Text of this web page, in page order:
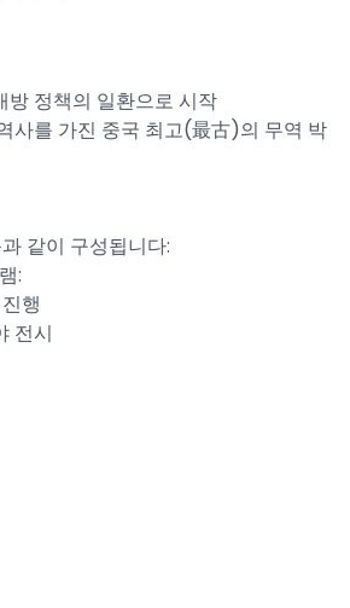
방 정책의 일환으로 시작
사를 가진 중국 최고(最古)의 무역 박
같이 구성됩니다:
:
행
전시